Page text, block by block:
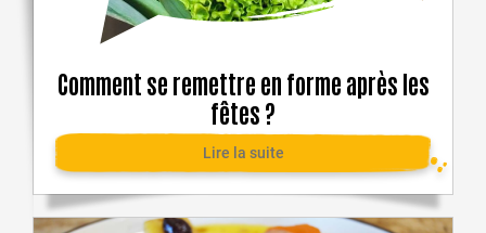
Comment se remettre en forme après les
fêtes ?
Lire la suite